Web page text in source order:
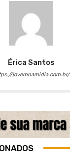
Érica Santos
jovemnamidia.com.br/